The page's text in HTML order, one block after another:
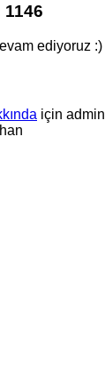
ediyoruz :)
için admin